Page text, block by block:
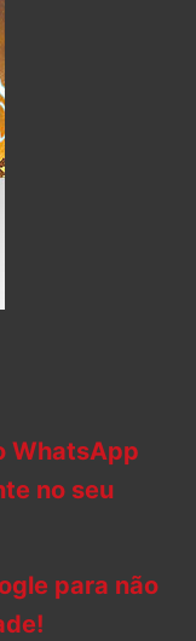
WhatsApp
no seu
para não